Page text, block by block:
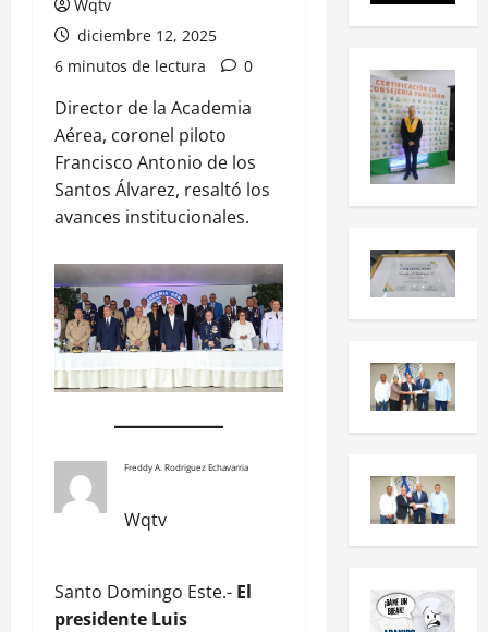
Wqtv
diciembre 12, 2025
6 minutos de lectura
0
Director de la Academia
Aérea, coronel piloto
Francisco Antonio de los
Santos Álvarez, resaltó los
avances institucionales.
Freddy A. Rodriguez Echavarria
Wqtv
Santo Domingo Este.- El
presidente Luis